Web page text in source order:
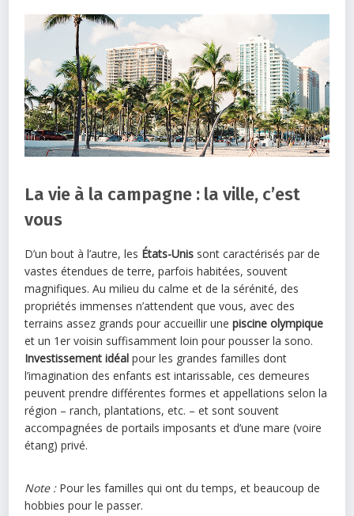
La vie à la campagne : la ville, c’est
vous
D’un bout à l’autre, les États-Unis sont caractérisés par de
vastes étendues de terre, parfois habitées, souvent
magnifiques. Au milieu du calme et de la sérénité, des
propriétés immenses n’attendent que vous, avec des
terrains assez grands pour accueillir unepiscine olympique
et un 1er voisin suffisamment loin pour pousser la sono.
Investissement idéal pour les grandes familles dont
l’imagination des enfants est intarissable, ces demeures
peuvent prendre différentes formes et appellations selon la
région – ranch, plantations, etc. – et sont souvent
accompagnées de portails imposants et d’une mare (voire
étang) privé.
Note :Pour les familles qui ont du temps, et beaucoup de
hobbies pour le passer.